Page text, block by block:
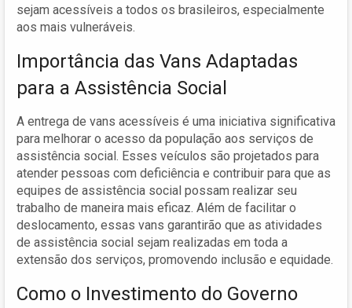
sejam acessíveis a todos os brasileiros, especialmente
aos mais vulneráveis.
Importância das Vans Adaptadas
para a Assistência Social
A entrega de vans acessíveis é uma iniciativa significativa
para melhorar o acesso da população aos serviços de
assistência social. Esses veículos são projetados para
atender pessoas com deficiência e contribuir para que as
equipes de assistência social possam realizar seu
trabalho de maneira mais eficaz. Além de facilitar o
deslocamento, essas vans garantirão que as atividades
de assistência social sejam realizadas em toda a
extensão dos serviços, promovendo inclusão e equidade.
Como o Investimento do Governo